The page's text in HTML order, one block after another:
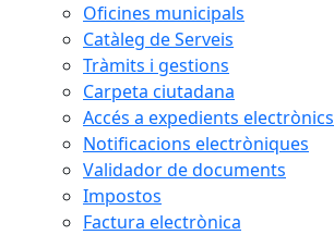
Oficines municipals
Catàleg de Serveis
Tràmits i gestions
Carpeta ciutadana
Accés a expedients electrònics
Notificacions electròniques
Validador de documents
Impostos
Factura electrònica